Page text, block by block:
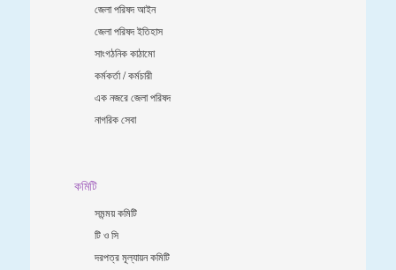
জেলা পরিষদ আইন
জেলা পরিষদ ইতিহাস
সাংগঠনিক কাঠামো
কর্মকর্তা / কর্মচারী
এক নজরে জেলা পরিষদ
নাগরিক সেবা
কমিটি
সমন্ময় কমিটি
টি ও সি
দরপত্র মূল্যায়ন কমিটি